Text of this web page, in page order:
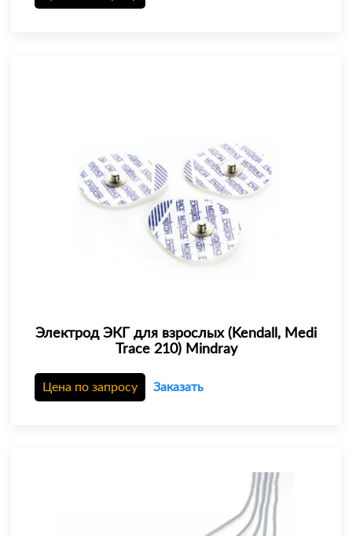
Электрод ЭКГ для взрослых (Kendall, Medi
Trace 210) Mindray
Цена по запросу Заказать